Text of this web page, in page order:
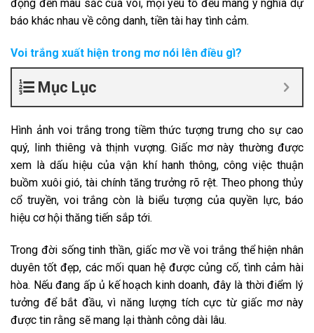
động đến màu sắc của voi, mọi yếu tố đều mang ý nghĩa dự
báo khác nhau về công danh, tiền tài hay tình cảm.
Voi trắng xuất hiện trong mơ nói lên điều gì?
Mục Lục
Hình ảnh voi trắng trong tiềm thức tượng trưng cho sự cao
quý, linh thiêng và thịnh vượng. Giấc mơ này thường được
xem là dấu hiệu của vận khí hanh thông, công việc thuận
buồm xuôi gió, tài chính tăng trưởng rõ rệt. Theo phong thủy
cổ truyền, voi trắng còn là biểu tượng của quyền lực, báo
hiệu cơ hội thăng tiến sắp tới.
Trong đời sống tinh thần, giấc mơ về voi trắng thể hiện nhân
duyên tốt đẹp, các mối quan hệ được củng cố, tình cảm hài
hòa. Nếu đang ấp ủ kế hoạch kinh doanh, đây là thời điểm lý
tưởng để bắt đầu, vì năng lượng tích cực từ giấc mơ này
được tin rằng sẽ mang lại thành công dài lâu.